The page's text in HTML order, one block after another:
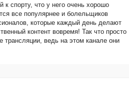
к спорту, что у него очень хорошо
все популярнее и болельщиков
которые каждый день делают
контент вовремя! Так что просто
ведь на этом канале они